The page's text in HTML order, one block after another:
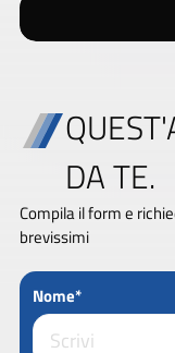
DA TE.
Compila il form e
brevissimi
Nome*